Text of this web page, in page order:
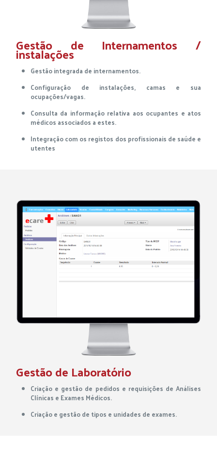
Gestão de Internamentos /
instalações
Gestão integrada de internamentos.
Configuração de instalações, camas e sua
ocupações/vagas.
Consulta da informação relativa aos ocupantes e atos
médicos associados a estes.
Integração com os registos dos profissionais de saúde e
utentes
Gestão de Laboratório
Criação e gestão de pedidos e requisições de Análises
Clínicas e Exames Médicos.
Criação e gestão de tipos e unidades de exames.